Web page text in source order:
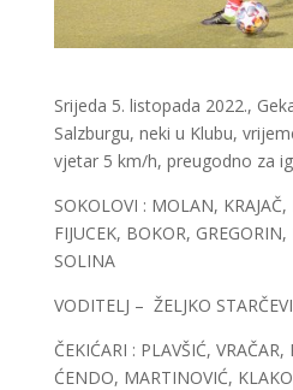
Srijeda 5. listopada 2022.,
Salzburgu, neki u Klubu,
vjetar 5 km/h, preugodno za
SOKOLOVI : MOLAN,
FIJUCEK, BOKOR,
SOLINA
VODITELJ – ŽELJKO
ČEKIĆARI : PLAVŠIĆ,
ĆENDO, MARTINOVIĆ,